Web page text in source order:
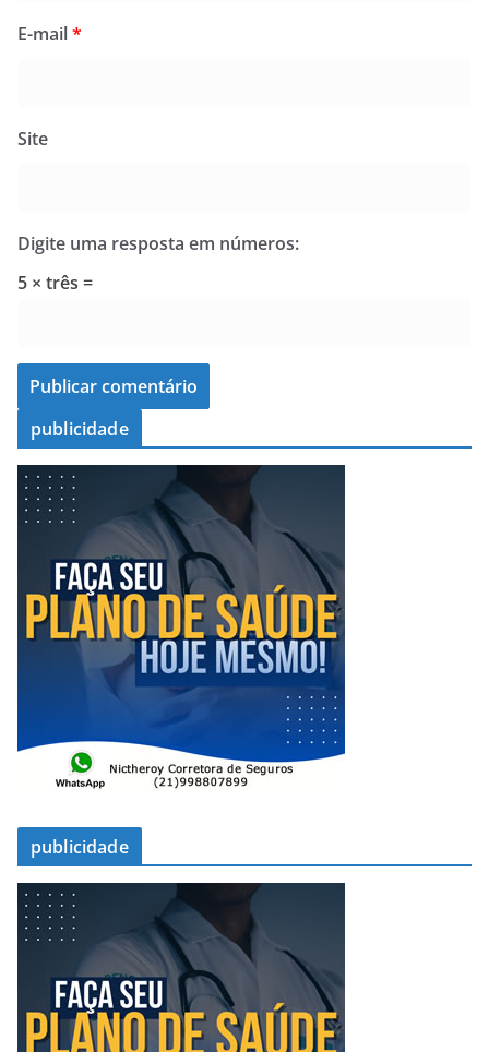
E-mail*
Site
Digite uma resposta em números:
5 × três =
publicidade
publicidade